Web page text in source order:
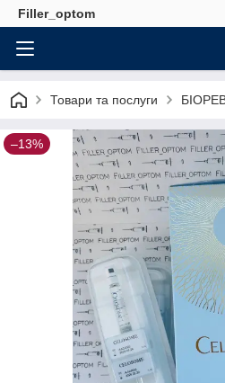
Filler_optom
Товари та послуги
–13%